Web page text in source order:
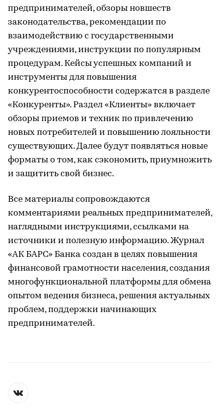
предпринимателей, обзоры новшеств
законодательства, рекомендации по
взаимодействию с государственными
учреждениями, инструкции по популярным
процедурам. Кейсы успешных компаний и
инструменты для повышения
конкурентоспособности содержатся в разделе
«Конкуренты». Раздел «Клиенты» включает
обзоры приемов и техник по привлечению
новых потребителей и повышению лояльности
существующих. Далее будут появляться новые
форматы о том, как сэкономить, приумножить
и защитить свой бизнес.
Все материалы сопровождаются
комментариями реальных предпринимателей,
наглядными инструкциями, ссылками на
источники и полезную информацию. Журнал
«АК БАРС» Банка создан в целях повышения
финансовой грамотности населения, создания
многофункциональной платформы для обмена
опытом ведения бизнеса, решения актуальных
проблем, поддержки начинающих
предпринимателей.